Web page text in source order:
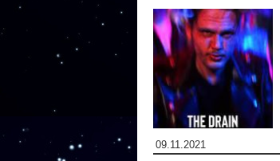
09.11.2021